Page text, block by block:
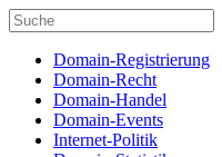
Domain-Registrierung
Domain-Recht
Domain-Handel
Domain-Events
Internet-Politik